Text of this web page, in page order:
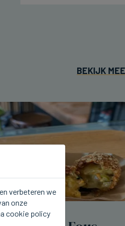
BEKIJK
verbeteren we
onze
cookie policy